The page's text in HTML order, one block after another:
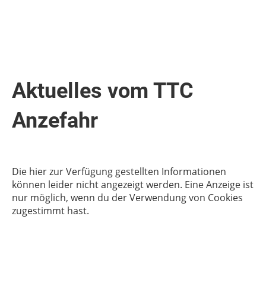
Aktuelles vom TTC
Anzefahr
Die hier zur Verfügung gestellten Informationen
können leider nicht angezeigt werden. Eine Anzeige ist
nur möglich, wenn du der Verwendung von Cookies
zugestimmt hast.